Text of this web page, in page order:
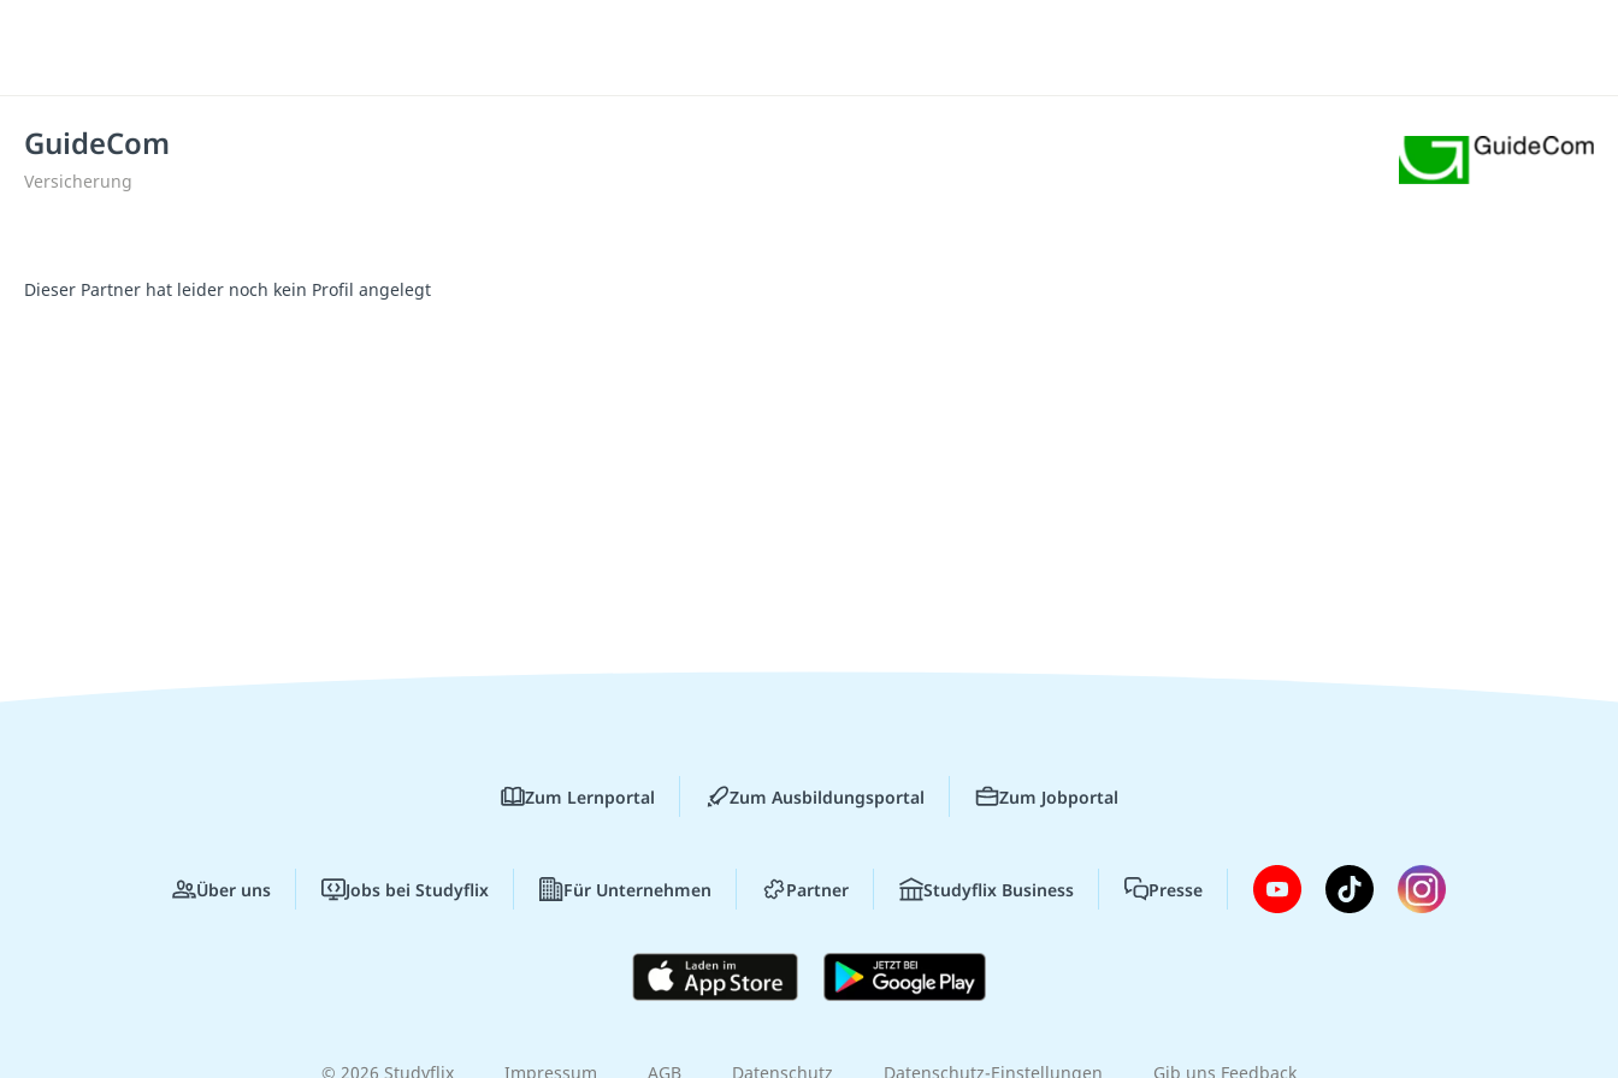
GuideCom
Versicherung
Dieser Partner hat leider noch kein Profil angelegt
Zum Lernportal Zum Ausbildungsportal Zum Jobportal
Über uns Jobs bei Studyflix Für Unternehmen Partner Studyflix Business Presse
© 2026 Studyflix Impressum AGB Datenschutz Datenschutz-Einstellungen Gib uns Feedback